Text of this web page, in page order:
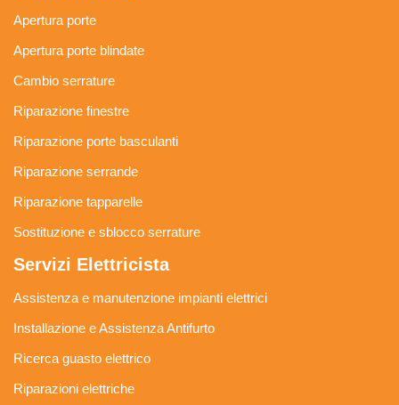
Apertura porte
Apertura porte blindate
Cambio serrature
Riparazione finestre
Riparazione porte basculanti
Riparazione serrande
Riparazione tapparelle
Sostituzione e sblocco serrature
Servizi Elettricista
Assistenza e manutenzione impianti elettrici
Installazione e Assistenza Antifurto
Ricerca guasto elettrico
Riparazioni elettriche